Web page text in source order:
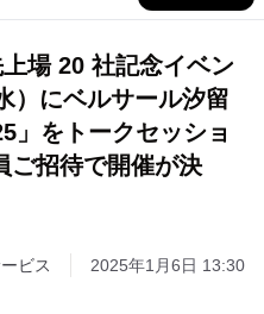
場 20 社記念イベン
）にベルサール汐留
」をトークセッショ
ご招待で開催が決
ビス 2025年1月6日 13:30